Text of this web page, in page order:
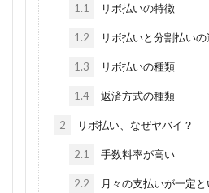
1.1 リボ払いの特徴
1.2 リボ払いと分割払い
1.3 リボ払いの種類
1.4 返済方式の種類
2 リボ払い、なぜヤバイ？
2.1 手数料率が高い
2.2
月々の支払いが一定